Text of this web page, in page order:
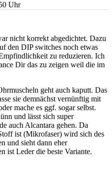
Uhr
nicht korrekt abgedichtet. Dazu
den DIP switches noch etwas
zu reduzieren. Ich
Dir das zu zeigen weil die im
geht auch kaputt. Das
sie demnächst vernünftig mit
mache es ggf. sogar selbst.
und lässt sich super
auch Alcantara gehen. Da
ist (Mikrofaser) wird sich des
und sieht dann eher
ist Leder die beste Variante.